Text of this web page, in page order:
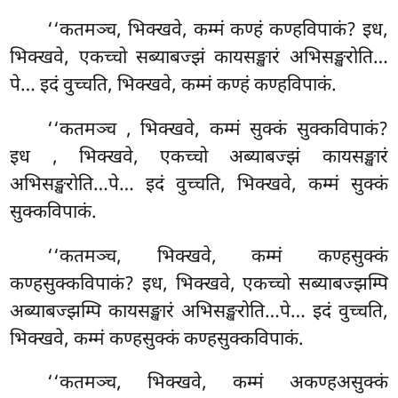
‘‘कतमञ्च, भिक्खवे, कम्मं कण्हं कण्हविपाकं? इध,
भिक्खवे, एकच्चो सब्याबज्झंकायसङ्खारं अभिसङ्खरोति…
पे… इदं वुच्चति, भिक्खवे, कम्मं कण्हं कण्हविपाकं.
‘‘कतमञ्च , भिक्खवे, कम्मं सुक्कं सुक्कविपाकं?
इध , भिक्खवे, एकच्चो अब्याबज्झं कायसङ्खारं
अभिसङ्खरोति…पे… इदं वुच्चति, भिक्खवे, कम्मं सुक्कं
सुक्कविपाकं.
‘‘कतमञ्च, भिक्खवे, कम्मं कण्हसुक्कं
कण्हसुक्कविपाकं? इध, भिक्खवे, एकच्चो सब्याबज्झम्पि
अब्याबज्झम्पि कायसङ्खारं अभिसङ्खरोति…पे… इदं वुच्चति,
भिक्खवे, कम्मं कण्हसुक्कं कण्हसुक्कविपाकं.
‘‘कतमञ्च, भिक्खवे, कम्मं अकण्हअसुक्कं